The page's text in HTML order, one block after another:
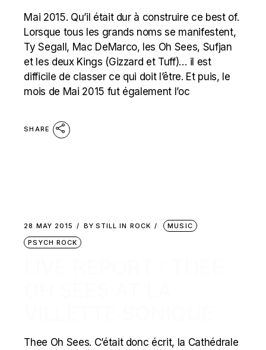
Mai 2015. Qu’il était dur à construire ce best of.
Lorsque tous les grands noms se manifestent,
Ty Segall, Mac DeMarco, les Oh Sees, Sufjan
et les deux Kings (Gizzard et Tuff)… il est
difficile de classer ce qui doit l’être. Et puis, le
mois de Mai 2015 fut également l’oc
SHARE
28 MAY 2015 BY STILL IN ROCK
MUSIC
PSYCH ROCK
Thee Oh Sees. C’était donc écrit, la Cathédrale